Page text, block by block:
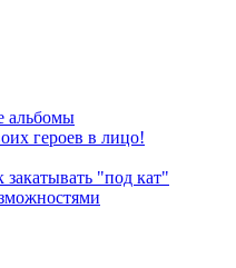
альбомы
героев в лицо!
"под кат"